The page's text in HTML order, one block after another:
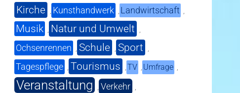
Kirche , Kunsthandwerk , Landwirtschaft ,
Musik , Natur und Umwelt ,
Ochsenrennen , Schule , Sport ,
Tagespflege , Tourismus ,TV , Umfrage ,
Veranstaltung , Verkehr ,